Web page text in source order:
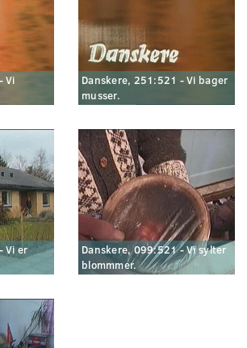
Vi
Danskere, 251:521 - Vi bager
musser.
Vi er
Danskere, 099:521 - Vi sylter
blommmer.